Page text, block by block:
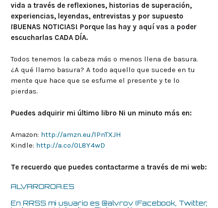
vida a través de reflexiones, historias de superación,
experiencias, leyendas, entrevistas y por supuesto
¡BUENAS NOTICIAS! Porque las hay y aquí vas a poder
escucharlas CADA DÍA.
Todos tenemos la cabeza más o menos llena de basura.
¿A qué llamo basura? A todo aquello que sucede en tu
mente que hace que se esfume el presente y te lo
pierdas.
Puedes adquirir mi último libro Ni un minuto más en:
Amazon: http://amzn.eu/1PnTXJH
Kindle: http://a.co/0L8Y4wD
Te recuerdo que puedes contactarme a través de mi web:
ALVAROROA.ES
En RRSS mi usuario es @alvrov (Facebook, Twitter,